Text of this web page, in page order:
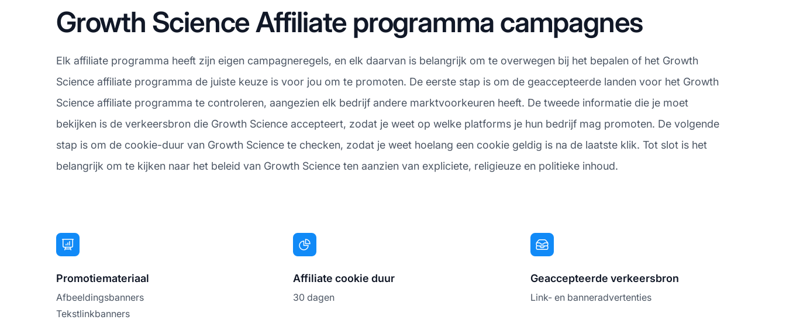
Growth Science Affiliate programma campagnes
Elk affiliate programma heeft zijn eigen campagneregels, en elk daarvan is belangrijk om te overwegen bij het bepalen of het Growth
Science affiliate programma de juiste keuze is voor jou om te promoten. De eerste stap is om de geaccepteerde landen voor het Growth
Science affiliate programma te controleren, aangezien elk bedrijf andere marktvoorkeuren heeft. De tweede informatie die je moet
bekijken is de verkeersbron die Growth Science accepteert, zodat je weet op welke platforms je hun bedrijf mag promoten. De volgende
stap is om de cookie-duur van Growth Science te checken, zodat je weet hoelang een cookie geldig is na de laatste klik. Tot slot is het
belangrijk om te kijken naar het beleid van Growth Science ten aanzien van expliciete, religieuze en politieke inhoud.
Promotiemateriaal
Afbeeldingsbanners
Tekstlinkbanners
Affiliate cookie duur
30 dagen
Geaccepteerde verkeersbron
Link- en banneradvertenties